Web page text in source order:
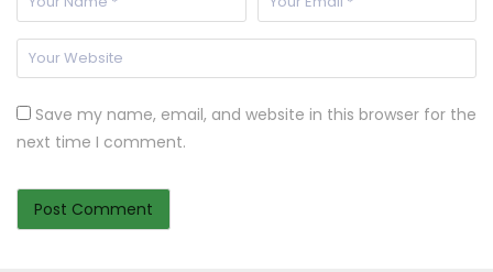
Save my name, email, and website in this browser for the
next time I comment.